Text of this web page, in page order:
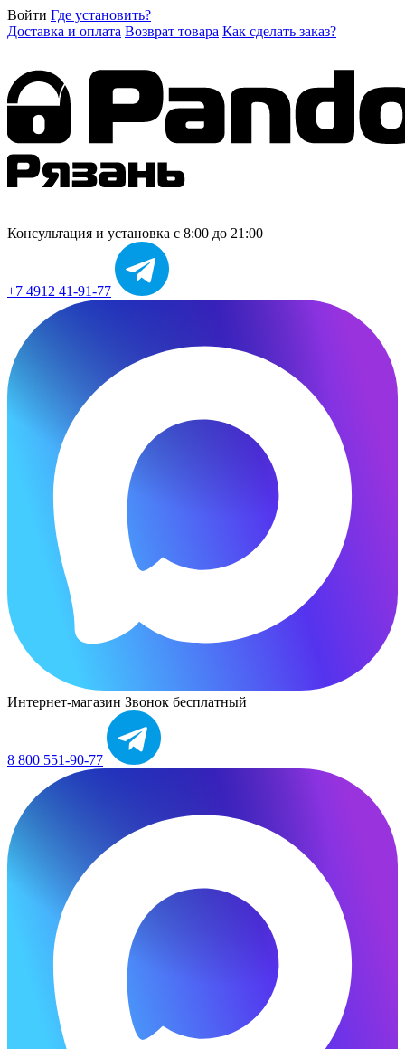
Войти Где установить?
Доставка и оплата Возврат товара Как сделать заказ?
Консультация и установка с 8:00 до 21:00
+7 4912 41-91-77
Интернет-магазин Звонок бесплатный
8 800 551-90-77